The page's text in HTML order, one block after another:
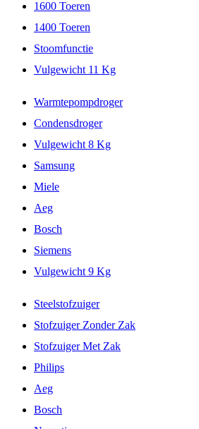
1600 Toeren
1400 Toeren
Stoomfunctie
Vulgewicht 11 Kg
Warmtepompdroger
Condensdroger
Vulgewicht 8 Kg
Samsung
Miele
Aeg
Bosch
Siemens
Vulgewicht 9 Kg
Steelstofzuiger
Stofzuiger Zonder Zak
Stofzuiger Met Zak
Philips
Aeg
Bosch